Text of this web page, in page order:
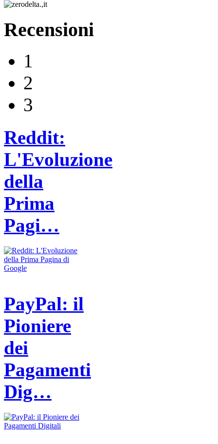
Recensioni
1
2
3
Reddit:
L'Evoluzione
della
Prima
Pagi…
PayPal: il
Pioniere
dei
Pagamenti
Dig…